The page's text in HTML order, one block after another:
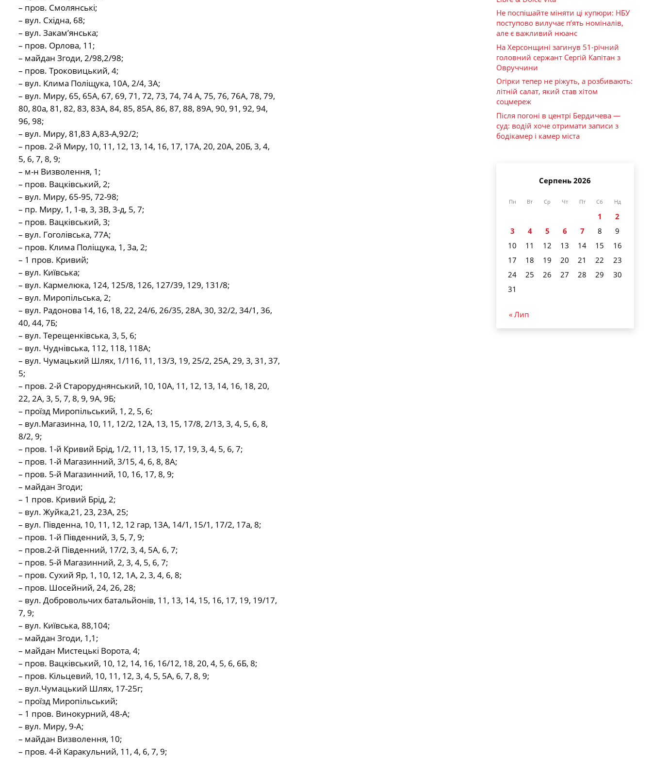
– пров. Смолянські;
– вул. Східна, 68;
– вул. Закам’янська;
– пров. Орлова, 11;
– майдан Згоди, 2/98,2/98;
– пров. Троковицький, 4;
– вул. Клима Поліщука, 10А, 2/4, 3А;
– вул. Миру, 65, 65А, 67, 69, 71, 72, 73, 74, 74 А, 75, 76, 76А, 78, 79,
80, 80а, 81, 82, 83, 83А, 84, 85, 85А, 86, 87, 88, 89А, 90, 91, 92, 94,
96, 98;
– вул. Миру, 81,83 А,83-А,92/2;
– пров. 2-й Миру, 10, 11, 12, 13, 14, 16, 17, 17А, 20, 20А, 20Б, 3, 4,
5, 6, 7, 8, 9;
– м-н Визволення, 1;
– пров. Вацківський, 2;
– вул. Миру, 65-95, 72-98;
– пр. Миру, 1, 1-в, 3, 3В, 3-д, 5, 7;
– пров. Вацківський, 3;
– вул. Гоголівська, 77А;
– пров. Клима Поліщука, 1, 3а, 2;
– 1 пров. Кривий;
– вул. Київська;
– вул. Кармелюка, 124, 125/8, 126, 127/39, 129, 131/8;
– вул. Миропільська, 2;
– вул. Радонова 14, 16, 18, 22, 24/6, 26/35, 28А, 30, 32/2, 34/1, 36,
40, 44, 7Б;
– вул. Терещенківська, 3, 5, 6;
– вул. Чуднівська, 112, 118, 118А;
– вул. Чумацький Шлях, 1/116, 11, 13/3, 19, 25/2, 25А, 29, 3, 31, 37,
5;
– пров. 2-й Староруднянський, 10, 10А, 11, 12, 13, 14, 16, 18, 20,
22, 2А, 3, 5, 7, 8, 9, 9А, 9Б;
– проїзд Миропільський, 1, 2, 5, 6;
– вул.Магазинна, 10, 11, 12/2, 12А, 13, 15, 17/8, 2/13, 3, 4, 5, 6, 8,
8/2, 9;
– пров. 1-й Кривий Брід, 1/2, 11, 13, 15, 17, 19, 3, 4, 5, 6, 7;
– пров. 1-й Магазинний, 3/15, 4, 6, 8, 8А;
– пров. 5-й Магазинний, 10, 16, 17, 8, 9;
– майдан Згоди;
– 1 пров. Кривий Брід, 2;
– вул. Жуйка,21, 23, 23А, 25;
– вул. Південна, 10, 11, 12, 12 гар, 13А, 14/1, 15/1, 17/2, 17а, 8;
– пров. 1-й Південний, 3, 5, 7, 9;
– пров.2-й Південний, 17/2, 3, 4, 5А, 6, 7;
– пров. 5-й Магазинний, 2, 3, 4, 5, 6, 7;
– пров. Сухий Яр, 1, 10, 12, 1А, 2, 3, 4, 6, 8;
– пров. Шосейний, 24, 26, 28;
– вул. Добровольчих батальйонів, 11, 13, 14, 15, 16, 17, 19, 19/17,
7, 9;
– вул. Київська, 88,104;
– майдан Згоди, 1,1;
– майдан Мистецькі Ворота, 4;
– пров. Вацківський, 10, 12, 14, 16, 16/12, 18, 20, 4, 5, 6, 6Б, 8;
– пров. Кільцевий, 10, 11, 12, 3, 4, 5, 5А, 6, 7, 8, 9;
– вул.Чумацький Шлях, 17-25г;
– проїзд Миропільський;
– 1 пров. Винокурний, 48-А;
– вул. Миру, 9-А;
– майдан Визволення, 10;
– пров. 4-й Каракульний, 11, 4, 6, 7, 9;
Не поспішайте міняти ці купюри: НБУ
поступово вилучає п’ять номіналів,
але є важливий нюанс
На Херсонщині загинув 51-річний
головний сержант Сергій Капітан з
Овруччини
Огірки тепер не ріжуть, а розбивають:
літній салат, який став хітом
соцмереж
Після погоні в центрі Бердичева —
суд: водій хоче отримати записи з
бодікамер і камер міста
Серпень 2026
Пн Вт Ср Чт Пт Сб Нд
1
2
3
4 5 6 7 8
9
10
11 12 13 14 15
16
17
18 19 20 21 22
23
24
25 26 27 28 29
30
31
« Лип